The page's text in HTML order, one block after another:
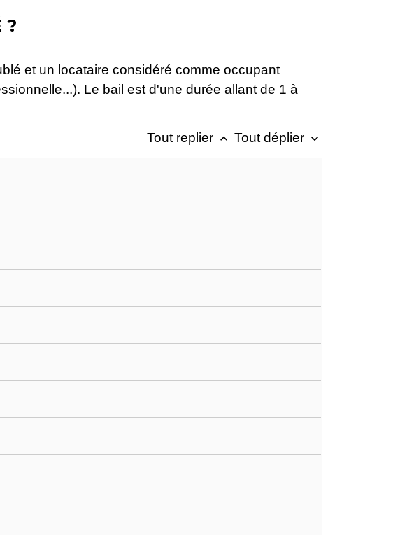
?
et un locataire considéré comme occupant
Le bail est d'une durée allant de 1 à
Tout replier keyboard_arrow_up Tout déplier keyboard_arrow_down